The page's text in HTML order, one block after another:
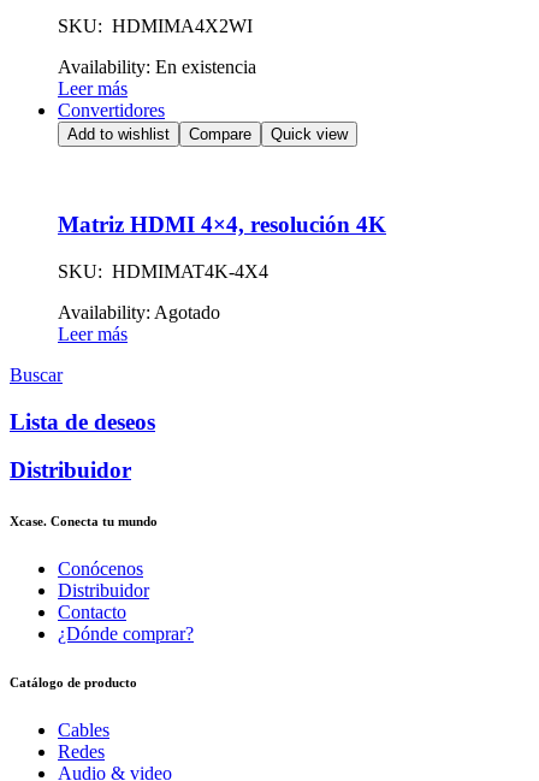
SKU: HDMIMA4X2WI
Availability: En existencia
Leer más
Convertidores
Add to wishlist Compare Quick view
Matriz HDMI 4×4, resolución 4K
SKU: HDMIMAT4K-4X4
Availability: Agotado
Leer más
Buscar
Lista de deseos
Distribuidor
Xcase. Conecta tu mundo
Conócenos
Distribuidor
Contacto
¿Dónde comprar?
Catálogo de producto
Cables
Redes
Audio & video